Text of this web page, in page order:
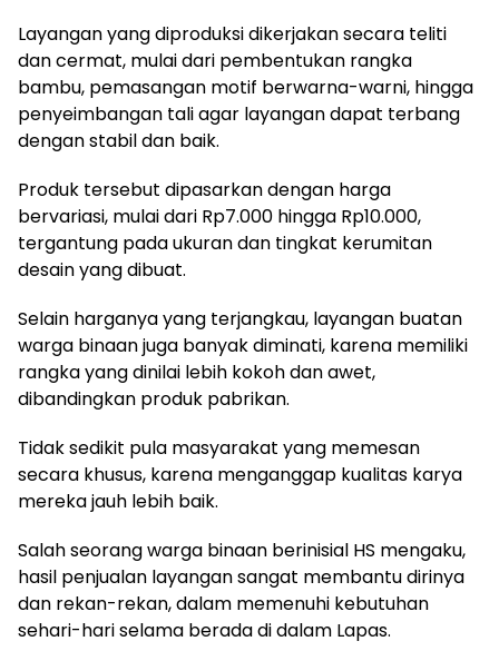
Layangan yang diproduksi dikerjakan secara teliti
dan cermat, mulai dari pembentukan rangka
bambu, pemasangan motif berwarna-warni, hingga
penyeimbangan tali agar layangan dapat terbang
dengan stabil dan baik.
Produk tersebut dipasarkan dengan harga
bervariasi, mulai dari Rp7.000 hingga Rp10.000,
tergantung pada ukuran dan tingkat kerumitan
desain yang dibuat.
Selain harganya yang terjangkau, layangan buatan
warga binaan juga banyak diminati, karena memiliki
rangka yang dinilai lebih kokoh dan awet,
dibandingkan produk pabrikan.
Tidak sedikit pula masyarakat yang memesan
secara khusus, karena menganggap kualitas karya
mereka jauh lebih baik.
Salah seorang warga binaan berinisial HS mengaku,
hasil penjualan layangan sangat membantu dirinya
dan rekan-rekan, dalam memenuhi kebutuhan
sehari-hari selama berada di dalam Lapas.